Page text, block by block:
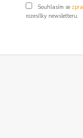
Souhlasím se
rozesílky newsletteru.